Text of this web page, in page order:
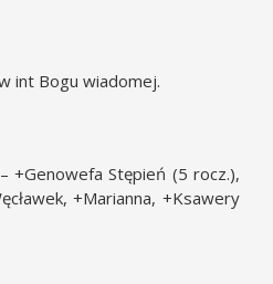
int Bogu wiadomej.
+Genowefa Stępień (5 rocz.),
+Marianna, +Ksawery